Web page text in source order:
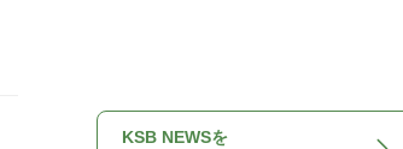
KSB NEWSを